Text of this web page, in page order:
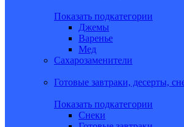
Показать подкатегории
Джемы
Варенье
Мед
Сахарозаменители
Готовые завтраки, десерты,
Показать подкатегории
Снеки